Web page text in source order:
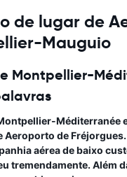
de lugar de
Mauguio
Montpellier-
Méditerranée
Aeroporto de
aérea de baixo
tremendamente. Além